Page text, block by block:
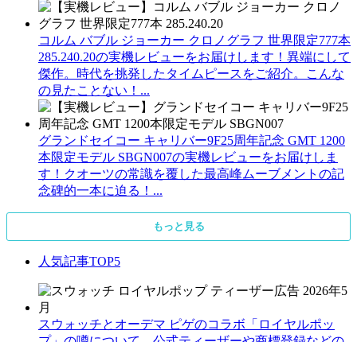
コルム バブル ジョーカー クロノグラフ 世界限定777本
285.240.20の実機レビューをお届けします！異端にして
傑作。時代を挑発したタイムピースをご紹介。こんな
の見たことない！...
グランドセイコー キャリバー9F25周年記念 GMT 1200
本限定モデル SBGN007の実機レビューをお届けしま
す！クオーツの常識を覆した最高峰ムーブメントの記
念碑的一本に迫る！...
もっと見る
人気記事TOP5
スウォッチとオーデマ ピゲのコラボ「ロイヤルポッ